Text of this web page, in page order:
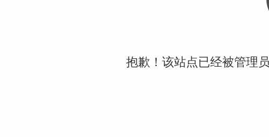
抱歉！该站点已经被管理